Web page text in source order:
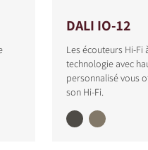
DALI IO-12
Les écouteurs Hi-Fi
technologie avec
personnalisé vous
son Hi-Fi.